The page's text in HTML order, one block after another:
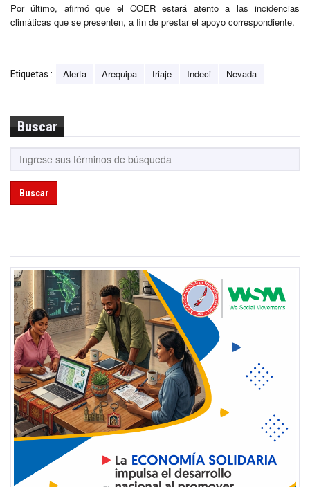
Por último, afirmó que el COER estará atento a las incidencias
climáticas que se presenten, a fin de prestar el apoyo correspondiente.
Etiquetas : Alerta Arequipa friaje Indeci Nevada
Buscar
Buscar